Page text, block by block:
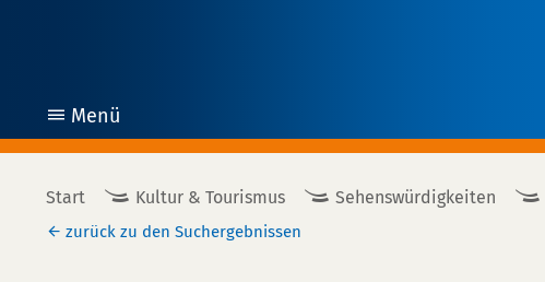
Menü
öffnen
Start Kultur & Tourismus Sehenswürdigkeiten
zurück zu den Suchergebnissen